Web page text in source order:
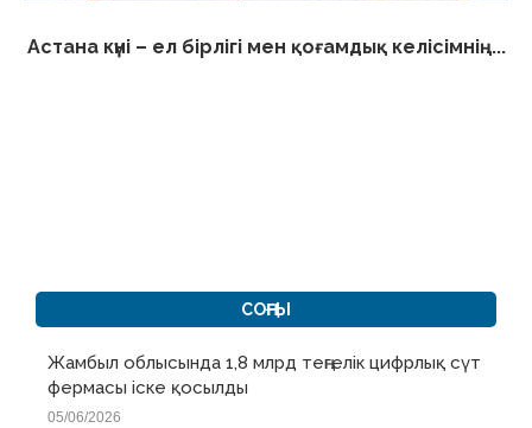
Астана күні – ел бірлігі мен қоғамдық келісімнің...
СОҢҒЫ
Жамбыл облысында 1,8 млрд теңгелік цифрлық сүт
фермасы іске қосылды
05/06/2026